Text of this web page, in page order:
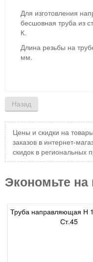
Для изготовления
бесшовная труба из
К.
Длина резьбы на
мм.
Цены и скидки на
заказов в интернет-
скидок в региональных
Экономьте на
Труба направляющая Н
Ст.45